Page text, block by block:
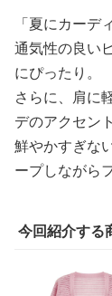
「夏にカー
通気性の良い
にぴったり。
さらに、肩に
デのアクセン
鮮やかすぎな
ープしながら
今回紹介する